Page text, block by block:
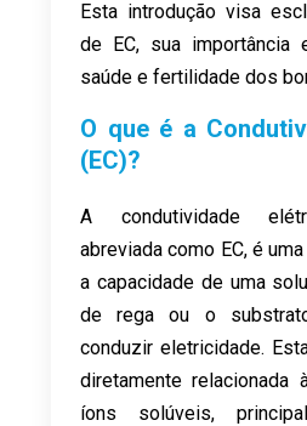
Esta introdução visa
de EC, sua importância
saúde e fertilidade dos
O que é a
(EC)?
A condutividade
abreviada como EC, é
a capacidade de uma
de rega ou o
conduzir eletricidade.
diretamente relacionada
íons solúveis,